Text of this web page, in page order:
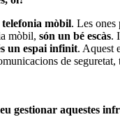
telefonia mòbil. Les ones
mòbil, són un bé escàs.
un espai infinit. Aquest
de
gestionar aquestes